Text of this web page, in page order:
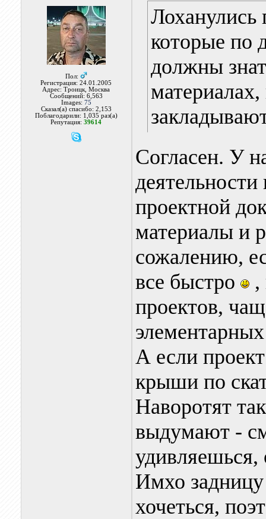
Пол:
Регистрация: 24.01.2005
Адрес: Троицк, Москва
Сообщений: 6,563
Images: 75
Сказал(а) спасибо: 2,153
Поблагодарили: 1,035 раз(а)
Репутация:39614
Лоханулись
которые по
должны
Согласен. У
деятельности
проектной
материалы и
сожалению,
все быстро
,
проектов,
А если
крыши по
Наворотят
выдумают -
удивляешься,
Имхо
хочеться,